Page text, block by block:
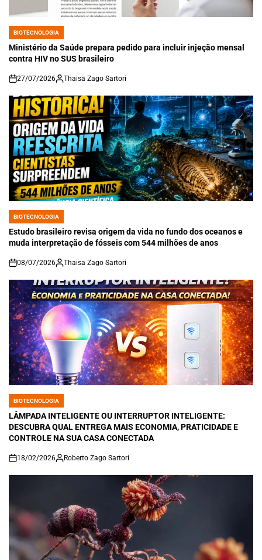
POSTED
IN
BIOTECNOLOGIA
Ministério da Saúde prepara pedido para incluir injeção mensal
contra HIV no SUS brasileiro
on
27/07/2026 Thaisa Zago Sartori
POSTED
IN
BIOTECNOLOGIA
Estudo brasileiro revisa origem da vida no fundo dos oceanos e
muda interpretação de fósseis com 544 milhões de anos
on
08/07/2026 Thaisa Zago Sartori
POSTED
IN
BIOTECNOLOGIA
LÂMPADA INTELIGENTE OU INTERRUPTOR INTELIGENTE:
DESCUBRA QUAL ENTREGA MAIS ECONOMIA, PRATICIDADE E
CONTROLE NA SUA CASA CONECTADA
on
18/02/2026 Roberto Zago Sartori